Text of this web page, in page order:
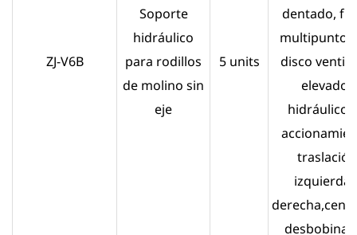
ZJ-V6B
Soporte
hidráulico
para rodillos
de molino sin
eje
5 units
dentado,
multipunto
disco
elevador
hidráulico
traslación
izquierda